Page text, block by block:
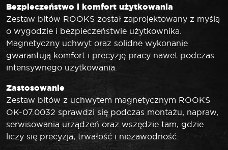
Bezpieczeństwo i komfort użytkowania
Zestaw bitów ROOKS został zaprojektowany z myślą
o wygodzie i bezpieczeństwie użytkownika.
Magnetyczny uchwyt oraz solidne wykonanie
gwarantują komfort i precyzję pracy nawet podczas
intensywnego użytkowania.
Zastosowanie
Zestaw bitów z uchwytem magnetycznym ROOKS
OK-07.0032 sprawdzi się podczas montażu, napraw,
serwisowania urządzeń oraz wszędzie tam, gdzie
liczy się precyzja, trwałość i niezawodność.